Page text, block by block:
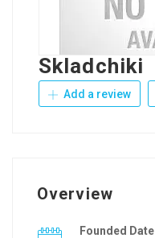
Skladchiki
Add a review
Overview
Founded Date